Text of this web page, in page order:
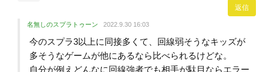
返信
名無しのスプラトゥーン 2022.9.30 16:03
今のスプラ3以上に同接多くて、回線弱そうなキッズが
多そうなゲームが他にあるなら比べられるけどな。
自分が例えどんなに回線強者でも相手が駄目ならエラー